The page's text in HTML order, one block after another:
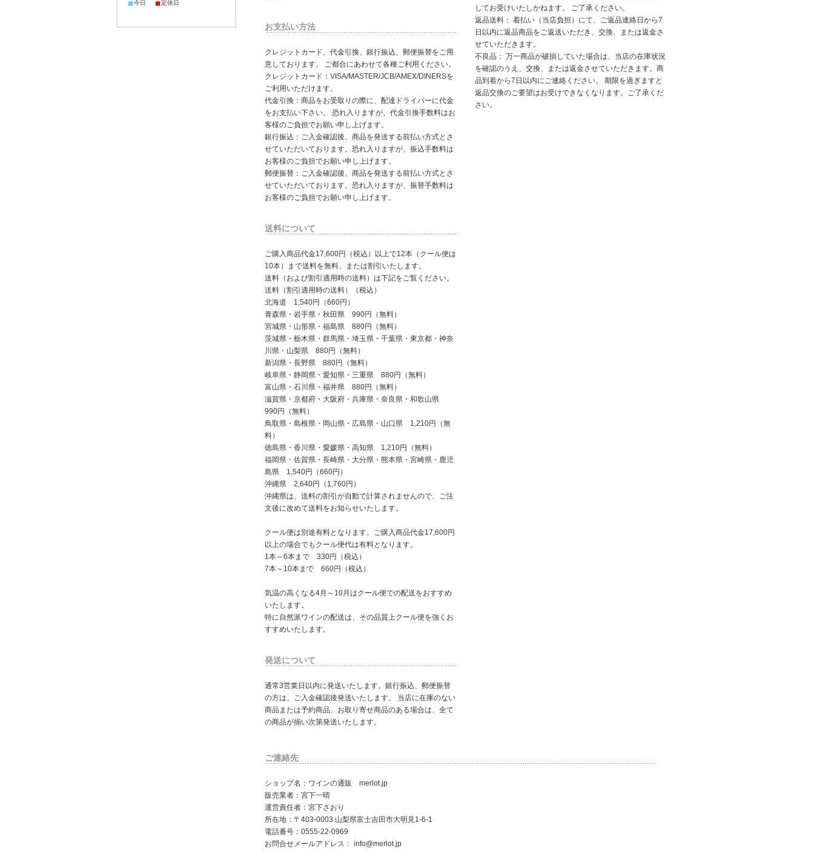
お支払い方法
クレジットカード、代金引換、銀行振込、郵便振替をご用
意しております。 ご都合にあわせて各種ご利用ください。
クレジットカード：VISA/MASTER/JCB/AMEX/DINERSを
ご利用いただけます。
代金引換：商品をお受取りの際に、配達ドライバーに代金
をお支払い下さい。 恐れ入りますが、代金引換手数料はお
客様のご負担でお願い申し上げます。
銀行振込：ご入金確認後、商品を発送する前払い方式とさ
せていただいております。恐れ入りますが、振込手数料は
お客様のご負担でお願い申し上げます。
郵便振替：ご入金確認後、商品を発送する前払い方式とさ
せていただいております。恐れ入りますが、振替手数料は
お客様のご負担でお願い申し上げます。
送料について
ご購入商品代金17,600円（税込）以上で12本（クール便は
10本）まで送料を無料、または割引いたします。
送料（および割引適用時の送料）は下記をご覧ください。
送料（割引適用時の送料）（税込）
北海道 1,540円（660円）
青森県・岩手県・秋田県 990円（無料）
宮城県・山形県・福島県 880円（無料）
茨城県・栃木県・群馬県・埼玉県・千葉県・東京都・神奈
川県・山梨県 880円（無料）
新潟県・長野県 880円（無料）
岐阜県・静岡県・愛知県・三重県 880円（無料）
富山県・石川県・福井県 880円（無料）
滋賀県・京都府・大阪府・兵庫県・奈良県・和歌山県
990円（無料）
鳥取県・島根県・岡山県・広島県・山口県 1,210円（無
料）
徳島県・香川県・愛媛県・高知県 1,210円（無料）
福岡県・佐賀県・長崎県・大分県・熊本県・宮崎県・鹿児
島県 1,540円（660円）
沖縄県 2,640円（1,760円）
沖縄県は、送料の割引が自動で計算されませんので、ご注
文後に改めて送料をお知らせいたします。
クール便は別途有料となります。ご購入商品代金17,600円
以上の場合でもクール便代は有料となります。
1本～6本まで 330円（税込）
7本～10本まで 660円（税込）
気温の高くなる4月～10月はクール便での配送をおすすめ
いたします。
特に自然派ワインの配送は、その品質上クール便を強くお
すすめいたします。
発送について
通常3営業日以内に発送いたします。銀行振込、郵便振替
の方は、ご入金確認後発送いたします。 当店に在庫のない
商品または予約商品、お取り寄せ商品のある場合は、全て
の商品が揃い次第発送いたします。
してお受けいたしかねます。 ご了承ください。
返品送料： 着払い（当店負担）にて、ご返品連絡日から7
日以内に返品商品をご返送いただき、交換、または返金さ
せていただきます。
不良品： 万一商品が破損していた場合は、当店の在庫状況
を確認のうえ、交換、または返金させていただきます。商
品到着から7日以内にご連絡ください。 期限を過ぎますと
返品交換のご要望はお受けできなくなります。ご了承くだ
さい。
ご連絡先
ショップ名：ワインの通販 merlot.jp
販売業者：宮下一晴
運営責任者：宮下さおり
所在地：〒403-0003 山梨県富士吉田市大明見1-6-1
電話番号：0555-22-0969
お問合せメールアドレス： info@merlot.jp
■今日 ■定休日